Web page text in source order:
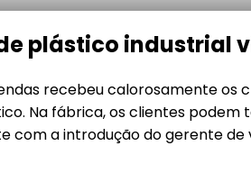
plástico industrial
recebeu calorosamente os
Na fábrica, os clientes
com a introdução do gerente